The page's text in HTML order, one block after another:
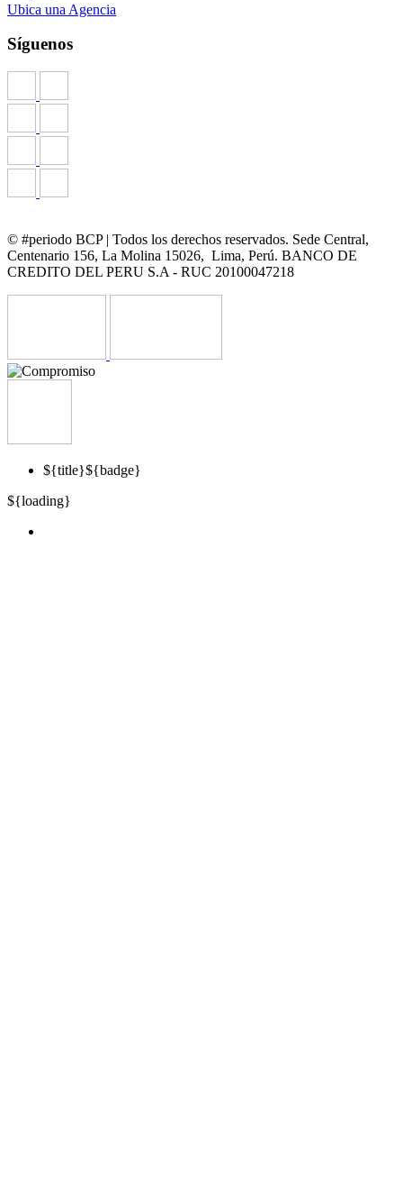
Ubica una Agencia
Síguenos
© #periodo BCP | Todos los derechos reservados. Sede Central,
Centenario 156, La Molina 15026, Lima, Perú. BANCO DE
CREDITO DEL PERU S.A - RUC 20100047218
${title}${badge}
${loading}